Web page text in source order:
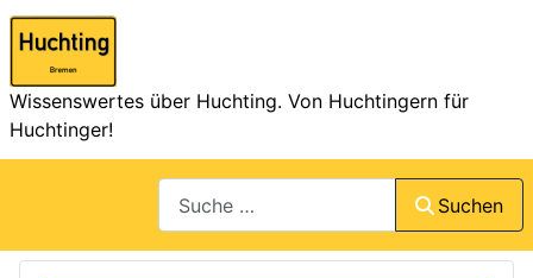
Wissenswertes über Huchting. Von Huchtingern für
Huchtinger!
Suchen